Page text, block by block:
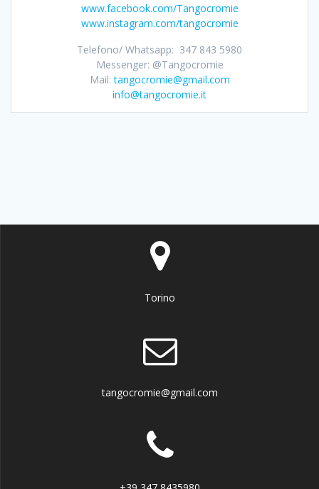
www.facebook.com/Tangocromie
www.instagram.com/tangocromie
Telefono/ Whatsapp: 347 843 5980
Messenger: @Tangocromie
Mail:tangocromie@gmail.com
info@tangocromie.it
Torino
tangocromie@gmail.com